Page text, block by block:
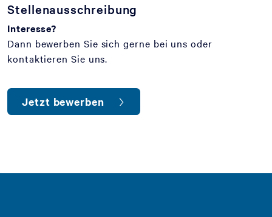
Stellenausschreibung
Interesse?
Dann bewerben Sie sich gerne bei uns oder
kontaktieren Sie uns.
Jetzt bewerben